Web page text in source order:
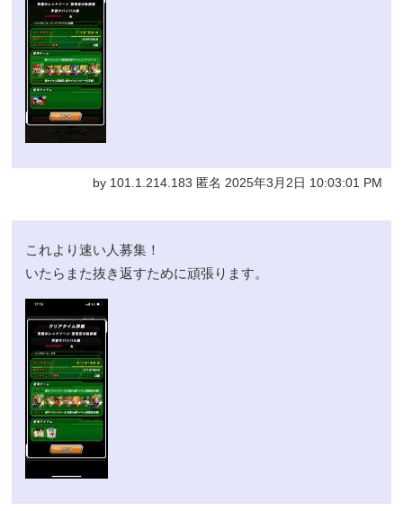
by 101.1.214.183 匿名 2025年3月2日 10:03:01 PM
これより速い人募集！
いたらまた抜き返すために頑張ります。